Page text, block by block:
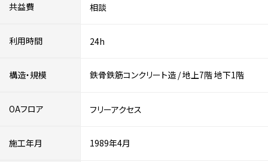
共益費 相談
利用時間 24h
構造・規模 鉄骨鉄筋コンクリート造 /地上7階地下1階
OAフロア フリーアクセス
施工年月 1989年4月